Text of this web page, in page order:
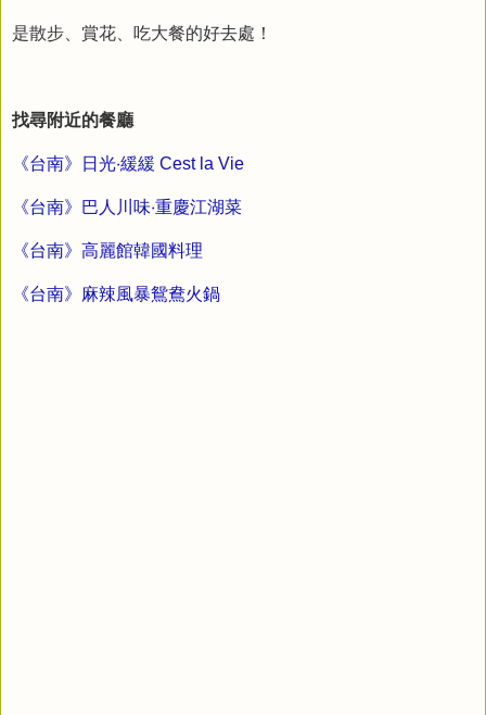
是散步、賞花、吃大餐的好去處！
找尋附近的餐廳
《台南》日光‧緩緩 Cest la Vie
《台南》巴人川味‧重慶江湖菜
《台南》高麗館韓國料理
《台南》麻辣風暴鴛鴦火鍋